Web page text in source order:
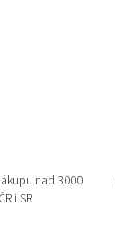
nad 3000
i SR